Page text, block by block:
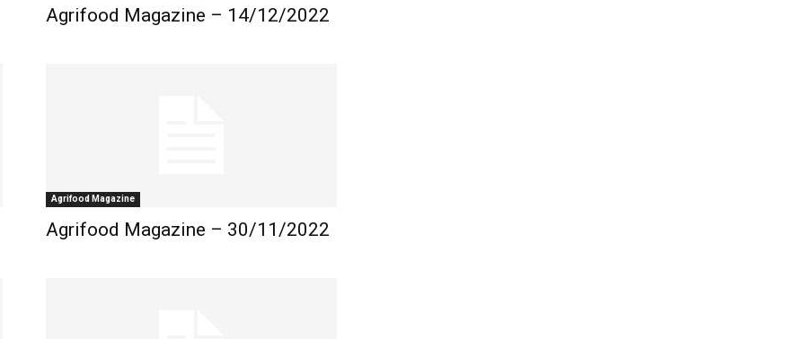
Agrifood Magazine – 14/12/2022
Agrifood Magazine
Agrifood Magazine – 30/11/2022